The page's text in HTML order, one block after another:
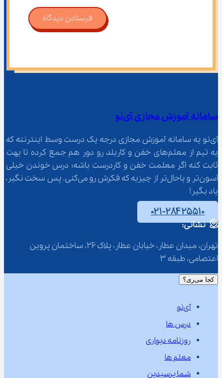
فرستادن دیدگاه
سامانه آموزش مجازی آی‌نو
آی‌نو یه سامانه آموزش مجازی درجه یک درست وسط اینترنته که
یه تیم از معلم‌‌های خفن و کاربلد رو دور هم جمع کرده تا بهت
ثابت کنه اگر معلمت خفن و کاردرست باشه؛ درس خوندن خیلی
آسون‌تر و باحال‌تر از چیزیه که فکرش رو می‌کنی. پس سخت نگیر،
یاد بگیر!
۰۲۱-۲۸۴۲۵۵۱۰
نشانی:
تهران، میدان عطار، خیابان عطار، پلاک 26، ساختمان پروین
اعتصامی، طبقه 3
کجا می‌ری؟
آی‌نو
درس ها
روزنامه دیواری
معلم ها
شما پرسیدین